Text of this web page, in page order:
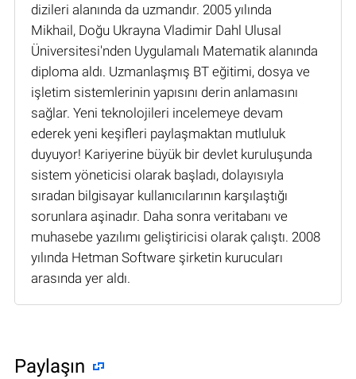
dizileri alanında da uzmandır. 2005 yılında
Mikhail, Doğu Ukrayna Vladimir Dahl Ulusal
Üniversitesi'nden Uygulamalı Matematik alanında
diploma aldı. Uzmanlaşmış BT eğitimi, dosya ve
işletim sistemlerinin yapısını derin anlamasını
sağlar. Yeni teknolojileri incelemeye devam
ederek yeni keşifleri paylaşmaktan mutluluk
duyuyor! Kariyerine büyük bir devlet kuruluşunda
sistem yöneticisi olarak başladı, dolayısıyla
sıradan bilgisayar kullanıcılarının karşılaştığı
sorunlara aşinadır. Daha sonra veritabanı ve
muhasebe yazılımı geliştiricisi olarak çalıştı. 2008
yılında Hetman Software şirketin kurucuları
arasında yer aldı.
Paylaşın